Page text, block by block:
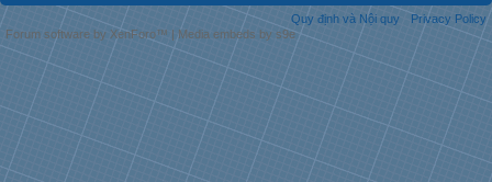
Quy định và Nội quy
Privacy Policy
Forum software by XenForo™ | Media embeds by s9e